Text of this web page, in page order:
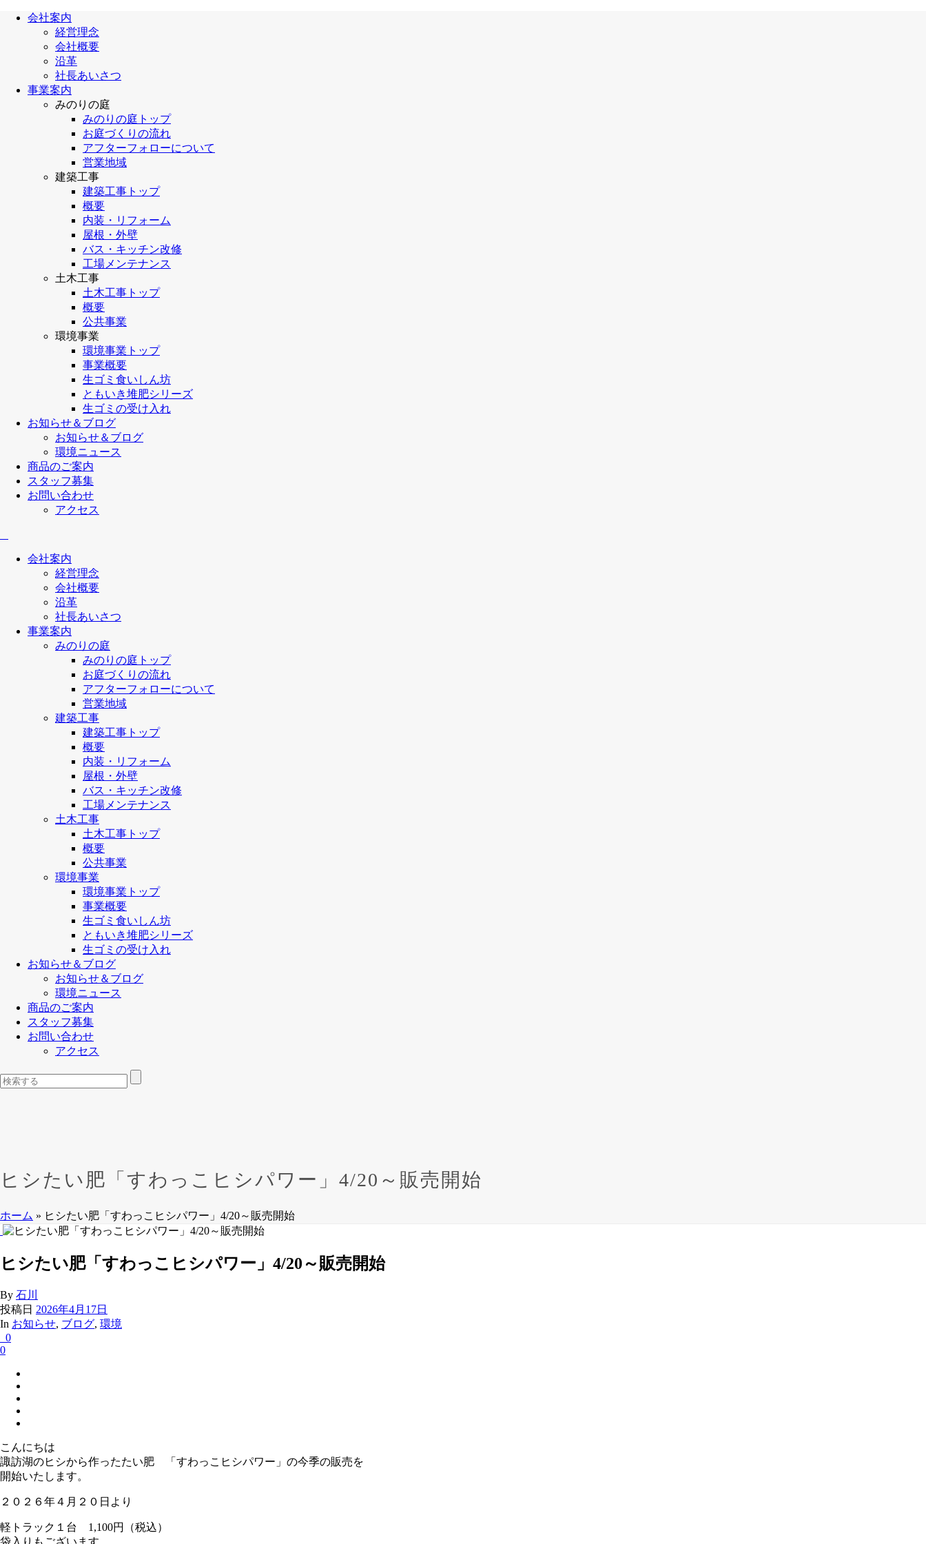
会社案内
経営理念
会社概要
沿革
社長あいさつ
事業案内
みのりの庭
みのりの庭トップ
お庭づくりの流れ
アフターフォローについて
営業地域
建築工事
建築工事トップ
概要
内装・リフォーム
屋根・外壁
バス・キッチン改修
工場メンテナンス
土木工事
土木工事トップ
概要
公共事業
環境事業
環境事業トップ
事業概要
生ゴミ食いしん坊
ともいき堆肥シリーズ
生ゴミの受け入れ
お知らせ＆ブログ
お知らせ＆ブログ
環境ニュース
商品のご案内
スタッフ募集
お問い合わせ
アクセス
会社案内
経営理念
会社概要
沿革
社長あいさつ
事業案内
みのりの庭
みのりの庭トップ
お庭づくりの流れ
アフターフォローについて
営業地域
建築工事
建築工事トップ
概要
内装・リフォーム
屋根・外壁
バス・キッチン改修
工場メンテナンス
土木工事
土木工事トップ
概要
公共事業
環境事業
環境事業トップ
事業概要
生ゴミ食いしん坊
ともいき堆肥シリーズ
生ゴミの受け入れ
お知らせ＆ブログ
お知らせ＆ブログ
環境ニュース
商品のご案内
スタッフ募集
お問い合わせ
アクセス
ヒシたい肥「すわっこヒシパワー」4/20～販売開始
ホーム » ヒシたい肥「すわっこヒシパワー」4/20～販売開始
ヒシたい肥「すわっこヒシパワー」4/20～販売開始
By 石川
投稿日 2026年4月17日
In お知らせ, ブログ, 環境
0
0
こんにちは
諏訪湖のヒシから作ったたい肥 「すわっこヒシパワー」の今季の販売を
開始いたします。
２０２６年４月２０日より
軽トラック１台 1,100円（税込）